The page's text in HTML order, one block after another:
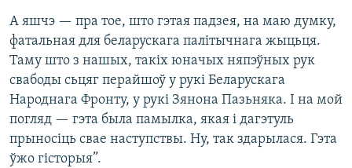
А яшчэ — пра тое, што гэтая падзея, на маю думку,
фатальная для беларускага палітычнага жыцьця.
Таму што з нашых, такіх юначых няпэўных рук
свабоды сьцяг перайшоў у рукі Беларускага
Народнага Фронту, у рукі Зянона Пазьняка. І на мой
погляд — гэта была памылка, якая і дагэтуль
прыносіць свае наступствы. Ну, так здарылася. Гэта
ўжо гісторыя”.